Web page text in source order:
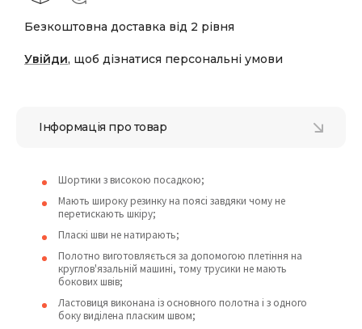
Безкоштовна доставка від 2 рівня
Увійди, щоб дізнатися персональні умови
Інформація про товар
Шортики з високою посадкою;
Мають широку резинку на поясі завдяки чому не
перетискають шкіру;
Пласкі шви не натирають;
Полотно виготовляється за допомогою плетіння на
круглов'язальній машині, тому трусики не мають
бокових швів;
Ластовиця виконана із основного полотна і з одного
боку виділена пласким швом;